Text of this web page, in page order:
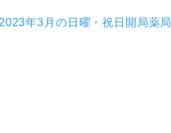
2023年3月の日曜・祝日開局薬局